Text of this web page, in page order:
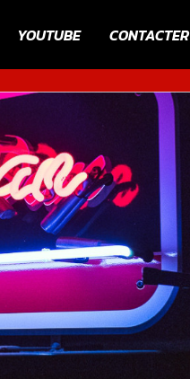
YOUTUBE CONTACTER